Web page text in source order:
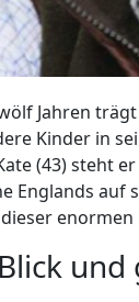
Jahren
Kinder in
(43) steht
Englands
und